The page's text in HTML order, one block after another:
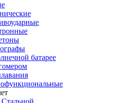
батарее
Стальной